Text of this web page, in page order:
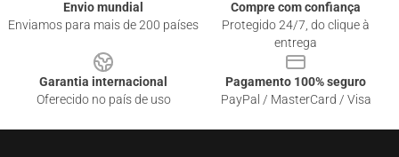
Envio mundial
Enviamos para mais de 200 países
Compre com confiança
Protegido 24/7, do clique à
entrega
Garantia internacional
Oferecido no país de uso
Pagamento 100% seguro
PayPal / MasterCard / Visa